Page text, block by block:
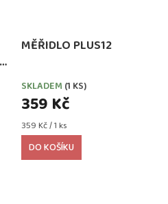
MĚŘIDLO PLUS12
SKLADEM (1 KS)
359 Kč
Měrná
cena:
359 Kč / 1 ks
DO KOŠÍKU